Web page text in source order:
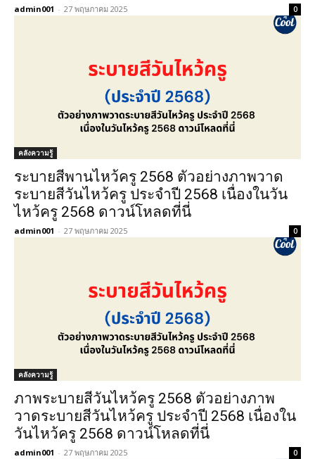
admin001 - 27 พฤษภาคม 2025 0
คลังความรู้
ระบายสีพานไหว้ครู 2568 ตัวอย่างภาพวาด
ระบายสีวันไหว้ครู ประจำปี 2568 เนื่องในวัน
ไหว้ครู 2568 ดาวน์โหลดที่นี่
admin001 - 27 พฤษภาคม 2025 0
คลังความรู้
ภาพระบายสีวันไหว้ครู 2568 ตัวอย่างภาพ
วาดระบายสีวันไหว้ครู ประจำปี 2568 เนื่องใน
วันไหว้ครู 2568 ดาวน์โหลดที่นี่
admin001 - 27 พฤษภาคม 2025 0